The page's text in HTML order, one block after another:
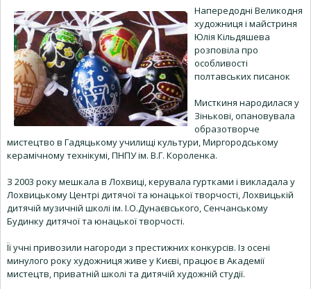
Напередодні Великодня
художниця і майстриня
Юлія Кільдяшева
розповіла про
особливості
полтавських писанок
Мисткиня народилася у
Зінькові, опановувала
образотворче
мистецтво в Гадяцькому училищі культури, Миргородському
керамічному технікумі, ПНПУ ім. В.Г. Короленка.
З 2003 року мешкала в Лохвиці, керувала гуртками і викладала у
Лохвицькому Центрі дитячої та юнацької творчості, Лохвицькій
дитячій музичній школі ім. І.О.Дунаєвського, Сенчанському
Будинку дитячої та юнацької творчості.
Її учні привозили нагороди з престижних конкурсів. Із осені
минулого року художниця живе у Києві, працює в Академії
мистецтв, приватній школі та дитячій художній студії.